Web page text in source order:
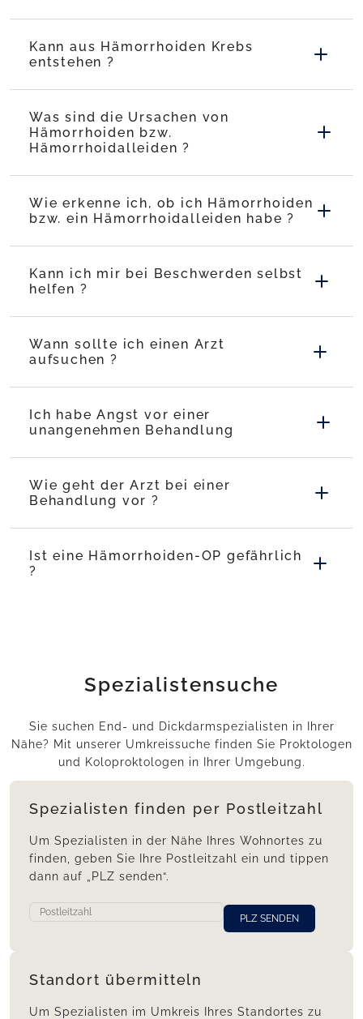
Kann aus Hämorrhoiden Krebs
entstehen ?
Was sind die Ursachen von
Hämorrhoiden bzw.
Hämorrhoidalleiden ?
Wie erkenne ich, ob ich Hämorrhoiden
bzw. ein Hämorrhoidalleiden habe ?
Kann ich mir bei Beschwerden selbst
helfen ?
Wann sollte ich einen Arzt
aufsuchen ?
Ich habe Angst vor einer
unangenehmen Behandlung
Wie geht der Arzt bei einer
Behandlung vor ?
Ist eine Hämorrhoiden-OP gefährlich
?
Spezialistensuche
Sie suchen End- und Dickdarmspezialisten in Ihrer
Nähe? Mit unserer Umkreissuche finden Sie Proktologen
und Koloproktologen in Ihrer Umgebung.
Spezialisten finden per Postleitzahl
Um Spezialisten in der Nähe Ihres Wohnortes zu
finden, geben Sie Ihre Postleitzahl ein und tippen
dann auf „PLZ senden“.
PLZ SENDEN
Standort übermitteln
Um Spezialisten im Umkreis Ihres Standortes zu